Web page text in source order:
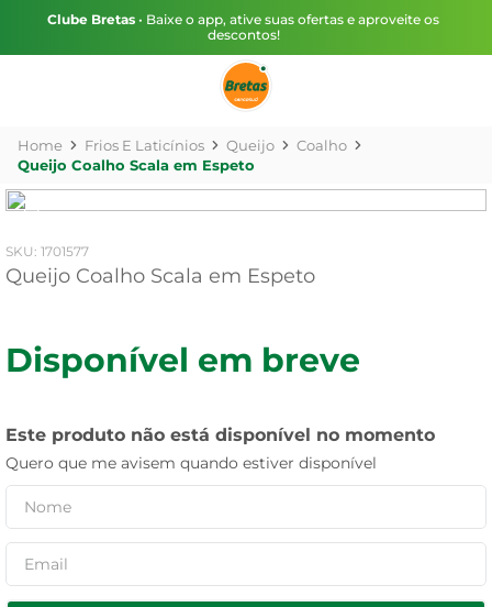
Clube Bretas • Baixe o app, ative suas ofertas e aproveite os
descontos!
Frios E Laticínios Queijo
Coalho
Queijo Coalho Scala em Espeto
: 1701577
Queijo Coalho Scala em Espeto
Disponível em breve
Este produto não está disponível no momento
Quero que me avisem quando estiver disponível